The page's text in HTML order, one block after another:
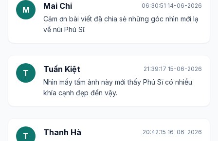
M Mai Chi 06:30:51 14-06-2026
Cảm ơn bài viết đã chia sẻ những góc nhìn mới lạ
về núi Phú Sĩ.
T Tuấn Kiệt 21:39:17 15-06-2026
Nhìn mấy tấm ảnh này mới thấy Phú Sĩ có nhiều
khía cạnh đẹp đến vậy.
T Thanh Hà 20:42:15 16-06-2026